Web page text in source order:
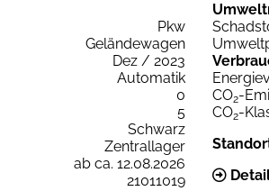
Pkw
Geländewagen
Dez / 2023
Automatik
0
5
Schwarz
Zentrallager
ab ca. 12.08.2026
21011019
CO2-
CO2-